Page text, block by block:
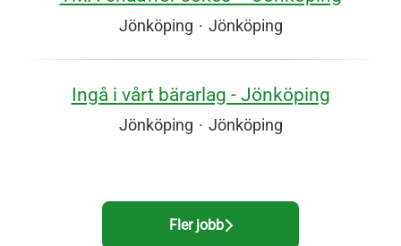
Jönköping · Jönköping
Ingå i vårt bärarlag - Jönköping
Jönköping · Jönköping
Fler jobb